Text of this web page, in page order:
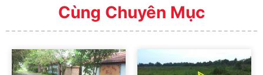
Cùng Chuyên Mục